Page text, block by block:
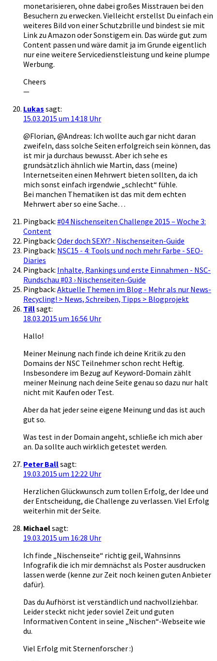
monetarisieren, ohne dabei großes Misstrauen bei den
Besuchern zu erwecken. Vielleicht erstellst Du einfach ein
weiteres Bild von einer Schutzbrille und bindest sie mit
Link zu Amazon oder Sonstigem ein. Das würde gut zum
Content passen und wäre damit ja im Grunde eigentlich
nur eine weitere Servicedienstleistung und keine plumpe
Werbung.
Cheers
—
Lukas sagt:
15.03.2015 um 14:18 Uhr
@Florian, @Andreas: Ich wollte auch gar nicht daran
zweifeln, dass solche Seiten erfolgreich sein können, das
ist mir ja durchaus bewusst. Aber ich sehe es
grundsätzlich ähnlich wie Martin, dass (meine)
Internetseiten einen Mehrwert bieten sollten, da ich
mich sonst einfach irgendwie „schlecht“ fühle.
Bei manchen Thematiken ist das mit dem echten
Mehrwert aber so eine Sache…
Pingback: #04 Nischenseiten Challenge 2015 – Woche 3:
Content
Pingback: Oder doch SEXY? › Nischenseiten-Guide
Pingback: NSC15 - 4: Tools und noch mehr Farbe - SEO-
Diaries
Pingback: Inhalte, Rankings und erste Einnahmen - NSC-
Rundschau #03 › Nischenseiten-Guide
Pingback: Aktuelle Themen im Blog - Mehr als nur News-
Recycling! > News, Schreiben, Tipps > Blogprojekt
Tillsagt:
18.03.2015 um 16:56 Uhr
Hallo!
Meiner Meinung nach finde ich deine Kritik zu den
Domains der NSC Teilnehmer schon recht Heftig.
Insbesondere im Bezug auf Keyword-Domain zählt
meiner Meinung nach deine Seite genau so dazu nur halt
nicht mit Kaufen oder Test.
Aber da hat jeder seine eigene Meinung und das ist auch
gut so.
Was test in der Domain angeht, schließe ich mich aber
an. Da sollte auch wirklich getestet werden.
Peter Ballsagt:
19.03.2015 um 12:22 Uhr
Herzlichen Glückwunsch zum tollen Erfolg, der Idee und
der Entscheidung, die Challenge zu verlassen. Viel Erfolg
weiterhin mit der Seite.
Michaelsagt:
19.03.2015 um 16:28 Uhr
Ich finde „Nischenseite“ richtig geil, Wahnsinns
Infografik die ich mir demnächst als Poster ausdrucken
lassen werde (kenne zur Zeit noch keinen guten Anbieter
dafür).
Das du Aufhörst ist verständlich und nachvollziehbar.
Leider steckt nicht jeder soviel Zeit und guten
Informativen Content in seine „Nischen“-Webseite wie
du.
Viel Erfolg mit Sternenforscher :)